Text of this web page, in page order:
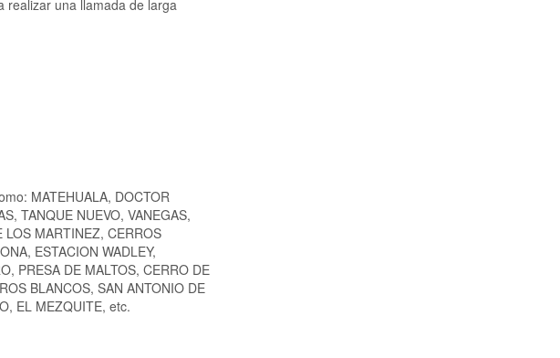
realizar una llamada de larga
MATEHUALA, DOCTOR
TANQUE NUEVO, VANEGAS,
LOS MARTINEZ, CERROS
ESTACION WADLEY,
PRESA DE MALTOS, CERRO DE
BLANCOS, SAN ANTONIO DE
EL MEZQUITE, etc.